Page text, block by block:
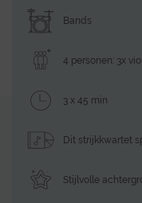
Bands
4 personen: 3x
3 x 45 min
Dit strijkkwartet
Stijlvolle